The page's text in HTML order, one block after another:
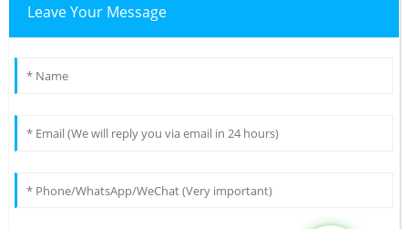
Leave Your Message